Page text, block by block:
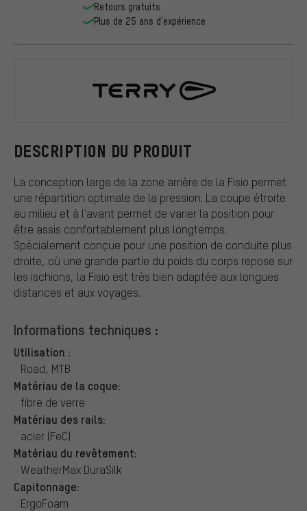
DESCRIPTION DU PRODUIT
La conception large de la zone arrière de la Fisio permet
une répartition optimale de la pression. La coupe étroite
au milieu et à l'avant permet de varier la position pour
être assis confortablement plus longtemps.
Spécialement conçue pour une position de conduite plus
droite, où une grande partie du poids du corps repose sur
les ischions, la Fisio est très bien adaptée aux longues
distances et aux voyages.
Informations techniques :
Utilisation :
Road, MTB
Matériau de la coque:
fibre de verre
Matériau des rails:
acier (FeC)
Matériau du revêtement:
WeatherMax DuraSilk
Capitonnage:
ErgoFoam
Retours gratuits
Plus de 25 ans d'expérience
Terry